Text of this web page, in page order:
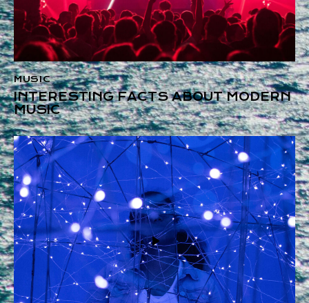
MUSIC
INTERESTING FACTS ABOUT MODERN
MUSIC